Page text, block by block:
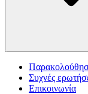
Συχνές
Επικοινωνία